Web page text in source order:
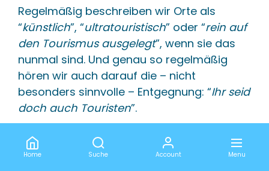
Regelmäßig beschreiben wir Orte als
“künstlich”, “ultratouristisch” oder “rein auf
den Tourismus ausgelegt”, wenn sie das
nunmal sind. Und genau so regelmäßig
hören wir auch darauf die – nicht
besonders sinnvolle – Entgegnung: “Ihr seid
doch auch Touristen”.
Nicht besonders sinnvoll ist diese
Entgegnung hier aus mehreren Gründen.
Home Suche Account Menu